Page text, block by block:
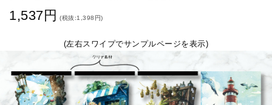
1,537円 (税抜:1,398円)
(左右スワイプでサンプルページを表示)